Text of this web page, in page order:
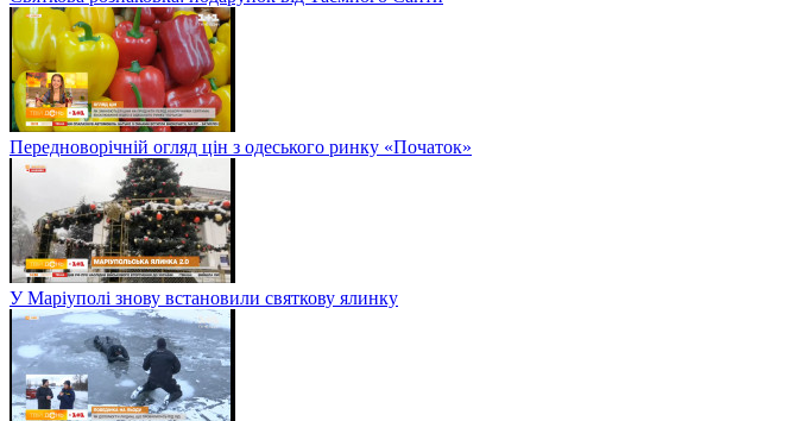
Передноворічній огляд цін з одеського ринку «Початок»
У Маріуполі знову встановили святкову ялинку